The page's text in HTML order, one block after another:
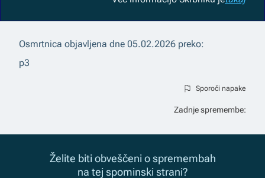
Osmrtnica objavljena dne 05.02.2026 preko:
p3
Sporoči napake
Zadnje spremembe:
Želite biti obveščeni o spremembah
na tej spominski strani?